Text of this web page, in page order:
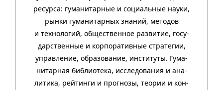
ресурса: гума­ни­тар­ные и соци­аль­ные науки,
рынки гума­ни­тар­ных зна­ний, методов
и техно­ло­гий, обще­ст­вен­ное раз­ви­тие, госу­
дар­ст­вен­ные и кор­пора­тив­ные стра­тегии,
управ­ле­ние, обра­зо­ва­ние, инсти­туты. Гума­
нитар­ная биб­лио­тека, иссле­до­ва­ния и ана­
ли­тика, рей­тинги и прог­нозы, тео­рии и кон­